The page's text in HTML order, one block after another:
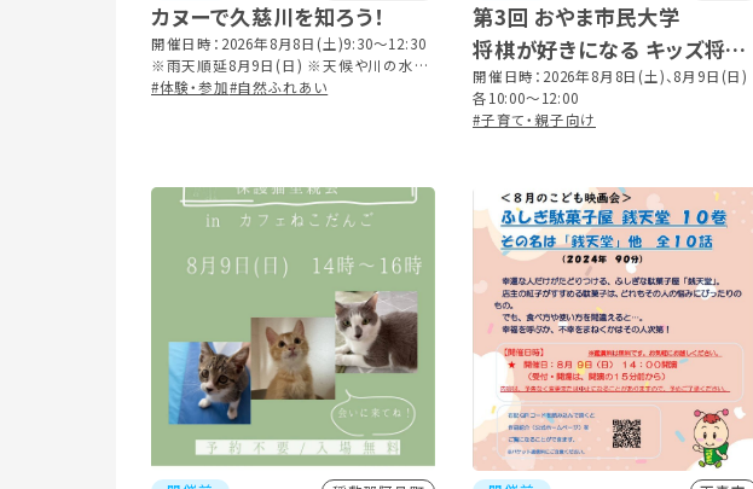
カヌーで久慈川を知ろう！
開催日時：2026年8月8日(土)9:30～12:30
※雨天順延8月9日(日) ※天候や川の水量
等で行事内容を変更する場合は、事前にご
#体験・参加#自然ふれあい
第3回 おやま市民大学
将棋が好きになる キッズ将棋
強化講習会
開催日時：2026年8月8日(土)、8月9日(日)
各10:00～12:00
#子育て・親子向け